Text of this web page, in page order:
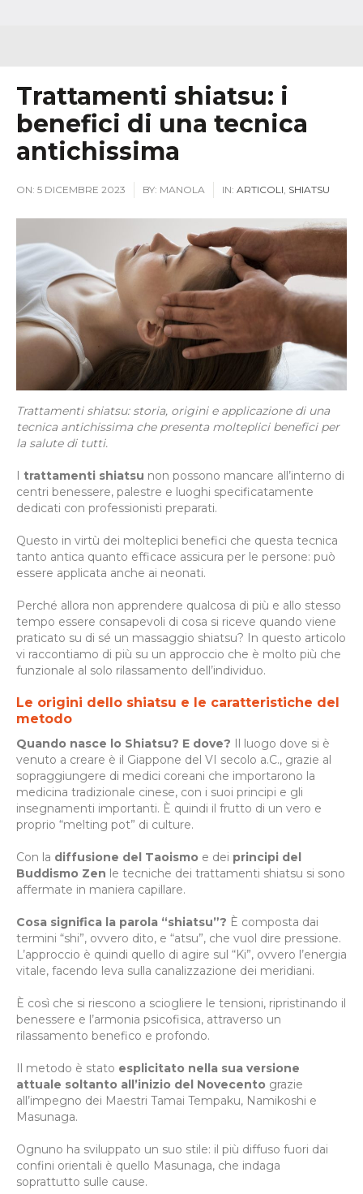
Trattamenti shiatsu: i
benefici di una tecnica
antichissima
ON: 5 DICEMBRE 2023 BY: MANOLA IN: ARTICOLI, SHIATSU
Trattamenti shiatsu: storia, origini e applicazione di una
tecnica antichissima che presenta molteplici benefici per
la salute di tutti.
I trattamenti shiatsu non possono mancare all’interno di
centri benessere, palestre e luoghi specificatamente
dedicati con professionisti preparati.
Questo in virtù dei molteplici benefici che questa tecnica
tanto antica quanto efficace assicura per le persone: può
essere applicata anche ai neonati.
Perché allora non apprendere qualcosa di più e allo stesso
tempo essere consapevoli di cosa si riceve quando viene
praticato su di sé un massaggio shiatsu? In questo articolo
vi raccontiamo di più su un approccio che è molto più che
funzionale al solo rilassamento dell’individuo.
Le origini dello shiatsu e le caratteristiche del
metodo
Quando nasce lo Shiatsu? E dove? Il luogo dove si è
venuto a creare è il Giappone del VI secolo a.C., grazie al
sopraggiungere di medici coreani che importarono la
medicina tradizionale cinese, con i suoi principi e gli
insegnamenti importanti. È quindi il frutto di un vero e
proprio “melting pot” di culture.
Con la diffusione del Taoismo e dei principi del
Buddismo Zen le tecniche dei trattamenti shiatsu si sono
affermate in maniera capillare.
Cosa significa la parola “shiatsu”? È composta dai
termini “shi”, ovvero dito, e “atsu”, che vuol dire pressione.
L’approccio è quindi quello di agire sul “Ki”, ovvero l’energia
vitale, facendo leva sulla canalizzazione dei meridiani.
È così che si riescono a sciogliere le tensioni, ripristinando il
benessere e l’armonia psicofisica, attraverso un
rilassamento benefico e profondo.
Il metodo è stato esplicitato nella sua versione
attuale soltanto all’inizio del Novecento grazie
all’impegno dei Maestri Tamai Tempaku, Namikoshi e
Masunaga.
Ognuno ha sviluppato un suo stile: il più diffuso fuori dai
confini orientali è quello Masunaga, che indaga
soprattutto sulle cause.